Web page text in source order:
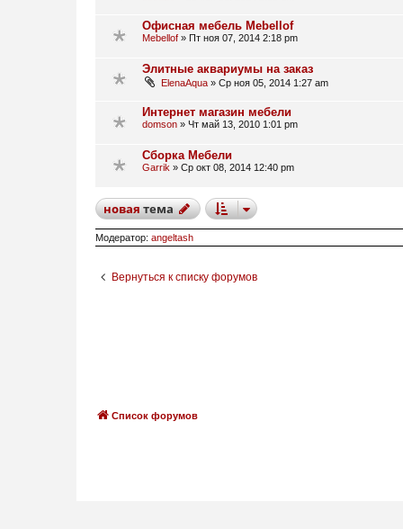
Офисная мебель Mebellof
Mebellof » Пт ноя 07, 2014 2:18 pm
Элитные аквариумы на заказ
ElenaAqua » Ср ноя 05, 2014 1:27 am
Интернет магазин мебели
domson » Чт май 13, 2010 1:01 pm
Сборка Мебели
Garrik » Ср окт 08, 2014 12:40 pm
новаятема
Модератор: angeltash
Вернуться к списку форумов
Список форумов